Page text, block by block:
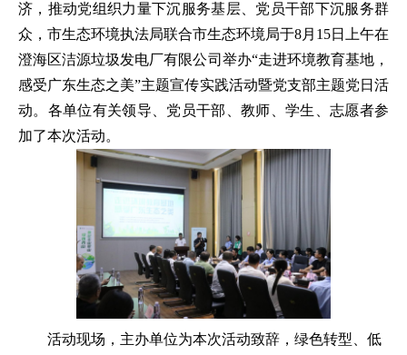
济，推动党组织力量下沉服务基层、党员干部下沉服务群
众，市生态环境执法局联合市生态环境局于8月15日上午在
澄海区洁源垃圾发电厂有限公司举办“走进环境教育基地，
感受广东生态之美”主题宣传实践活动暨党支部主题党日活
动。各单位有关领导、党员干部、教师、学生、志愿者参
加了本次活动。
活动现场，主办单位为本次活动致辞，绿色转型、低